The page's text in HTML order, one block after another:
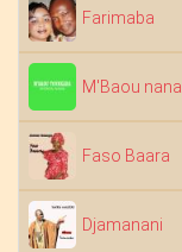
Farimaba
M'Baou nana
Faso Baara
Djamanani